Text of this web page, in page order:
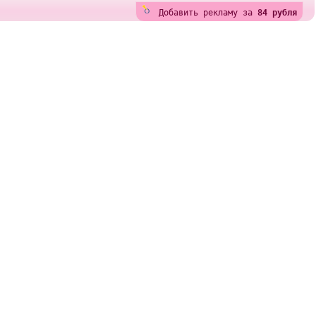
Добавить рекламу за 84 рубля